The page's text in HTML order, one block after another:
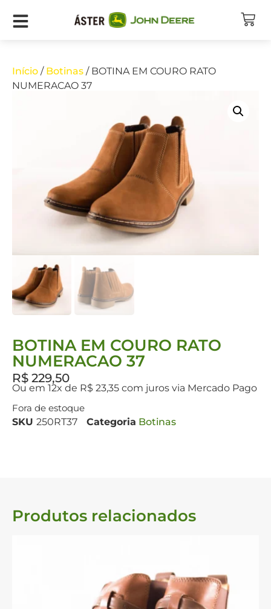
Início / Botinas / BOTINA EM COURO RATO
NUMERACAO 37
BOTINA EM COURO RATO
NUMERACAO 37
R$ 229,50
Ou em 12x de R$ 23,35 com juros via Mercado Pago
Fora de estoque
SKU 250RT37 Categoria Botinas
Produtos relacionados